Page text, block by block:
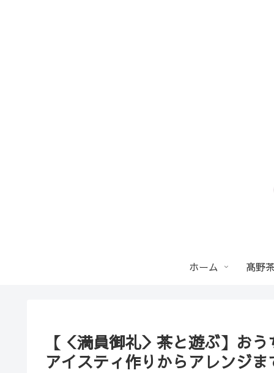
ホーム 髙野
【＜満員御礼＞茶と遊ぶ】お
アイスティ作りからアレンジ